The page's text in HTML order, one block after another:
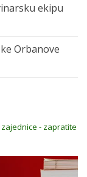
ekipu
Orbanove
- zapratite